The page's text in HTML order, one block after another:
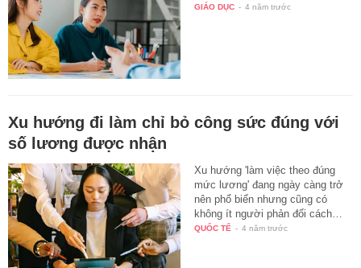
GIÁO DỤC - 4 năm trước
Xu hướng đi làm chỉ bỏ công sức đúng với
số lương được nhận
Xu hướng 'làm việc theo đúng
mức lương' đang ngày càng trở
nên phổ biến nhưng cũng có
không ít người phản đối cách…
QUỐC TẾ - 4 năm trước